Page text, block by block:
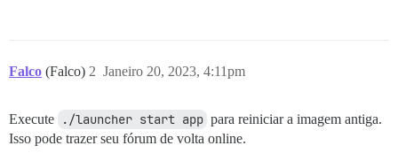
Falco (Falco) Janeiro 20, 2023, 4:11pm
2
Execute ./launcher start app para reiniciar a imagem antiga.
Isso pode trazer seu fórum de volta online.